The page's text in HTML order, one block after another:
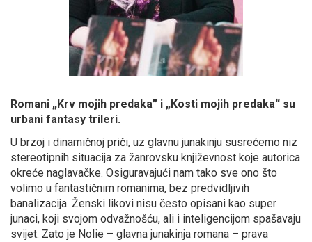
Romani „Krv mojih predaka” i „Kosti mojih predaka“ su
urbani fantasy trileri.
U brzoj i dinamičnoj priči, uz glavnu junakinju susrećemo niz
stereotipnih situacija za žanrovsku književnost koje autorica
okreće naglavačke. Osiguravajući nam tako sve ono što
volimo u fantastičnim romanima, bez predvidljivih
banalizacija. Ženski likovi nisu često opisani kao super
junaci, koji svojom odvažnošću, ali i inteligencijom spašavaju
svijet. Zato je Nolie – glavna junakinja romana – prava